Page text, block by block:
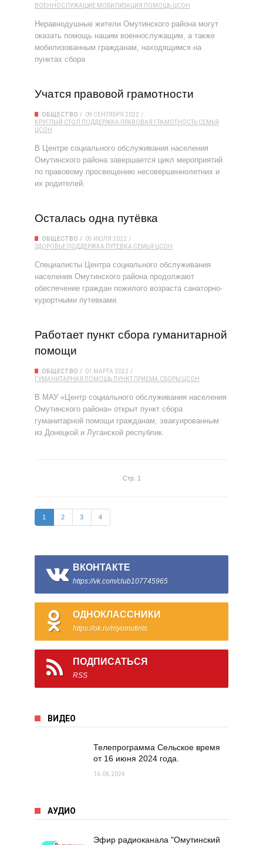
ВОЕННОСЛУЖАЩИЕ МОБИЛИЗАЦИЯ ПОМОЩЬ ЦСОН
Неравнодушные жители Омутинского района могут
оказать помощь нашим военнослужащим, а также
мобилизованным гражданам, находящимся на
пунктах сбора
Учатся правовой грамотности
ОБЩЕСТВО
09 СЕНТЯБРЯ 2022
КРУГЛЫЙ СТОЛ ПОДДЕРЖКА ПРАВОВАЯ ГРАМОТНОСТЬ СЕМЬЯ
ЦСОН
В Центре социального обслуживания населения
Омутинского района завершается цикл мероприятий
по правовому просвещению несовершеннолетних и
их родителей.
Осталась одна путёвка
ОБЩЕСТВО
05 ИЮЛЯ 2022
ЗДОРОВЬЕ ПОДДЕРЖКА ПУТЕВКА СЕМЬЯ ЦСОН
Специалисты Центра социального обслуживания
населения Омутинского района продолжают
обеспечение граждан пожилого возраста санаторно-
курортными путевками.
Работает пункт сбора гуманитарной
помощи
ОБЩЕСТВО
01 МАРТА 2022
ГУМАНИТАРНАЯ ПОМОЩЬ ПУНКТ ПРИЕМА СБОРЫ ЦСОН
В МАУ «Центр социального обслуживания населения
Омутинского района» открыт пункт сбора
гуманитарной помощи гражданам, эвакуированным
из Донецкой и Луганской республик.
Стр. 1
1 2 3 4
ВКОНТАКТЕ
https://vk.com/club107745965
ОДНОКЛАССНИКИ
https://ok.ru/myomutints
ПОДПИСАТЬСЯ
RSS
ВИДЕО
Телепрограмма Сельское время
от 16 июня 2024 года.
16.06.2024
АУДИО
Эфир радиоканала "Омутинский